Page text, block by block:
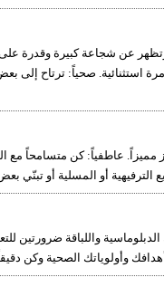
وتظهر عن شجاعة كبيرة وقدرة
استثنائية. صحياً: ترتاح
عاطفياً: كن متسامحاً مع
أو المسلية أو تبنّي
واللباقة ضرورتين
وأولوياتك الصحية وكن